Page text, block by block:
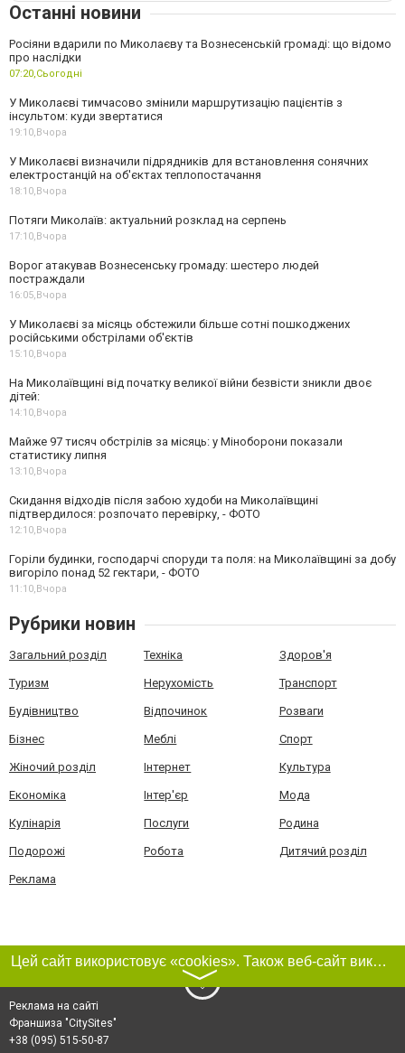
Останні новини
Росіяни вдарили по Миколаєву та Вознесенській громаді: що відомо
про наслідки
07:20, Сьогодні
У Миколаєві тимчасово змінили маршрутизацію пацієнтів з
інсультом: куди звертатися
19:10, Вчора
У Миколаєві визначили підрядників для встановлення сонячних
електростанцій на об'єктах теплопостачання
18:10, Вчора
Потяги Миколаїв: актуальний розклад на серпень
17:10, Вчора
Ворог атакував Вознесенську громаду: шестеро людей
постраждали
16:05, Вчора
У Миколаєві за місяць обстежили більше сотні пошкоджених
російськими обстрілами об'єктів
15:10, Вчора
На Миколаївщині від початку великої війни безвісти зникли двоє
дітей:
14:10, Вчора
Майже 97 тисяч обстрілів за місяць: у Міноборони показали
статистику липня
13:10, Вчора
Скидання відходів після забою худоби на Миколаївщині
підтвердилося: розпочато перевірку, - ФОТО
12:10, Вчора
Горіли будинки, господарчі споруди та поля: на Миколаївщині за добу
вигоріло понад 52 гектари, - ФОТО
11:10, Вчора
Рубрики новин
Загальний розділ Техніка Здоров'я
Туризм Нерухомість Транспорт
Будівництво Відпочинок Розваги
Бізнес Меблі Спорт
Жіночий розділ Інтернет Культура
Економіка Інтер'єр Мода
Кулінарія Послуги Родина
Подорожі Робота Дитячий розділ
Реклама
Цей сайт використовує «cookies». Також веб-сайт використовує інтернет-сервіс для збору технічних даних стосовно відвідувачів з метою отримання маркетингової та статистичної інформації. Умови обробки даних відвідувачів сайту див.
〉
Реклама на сайті
Франшиза "CitySites"
+38 (095) 515-50-87